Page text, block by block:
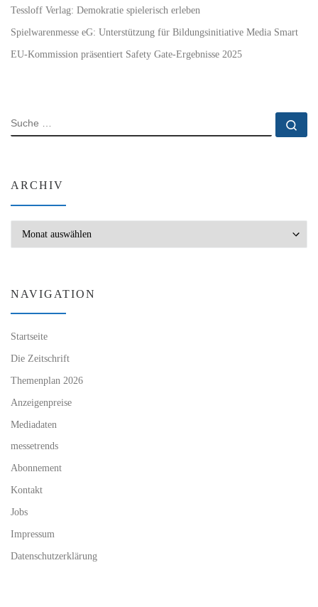
Tessloff Verlag: Demokratie spielerisch erleben
Spielwarenmesse eG: Unterstützung für Bildungsinitiative Media Smart
EU-Kommission präsentiert Safety Gate-Ergebnisse 2025
SUCHE
ARCHIV
NAVIGATION
Startseite
Die Zeitschrift
Themenplan 2026
Anzeigenpreise
Mediadaten
messetrends
Abonnement
Kontakt
Jobs
Impressum
Datenschutzerklärung